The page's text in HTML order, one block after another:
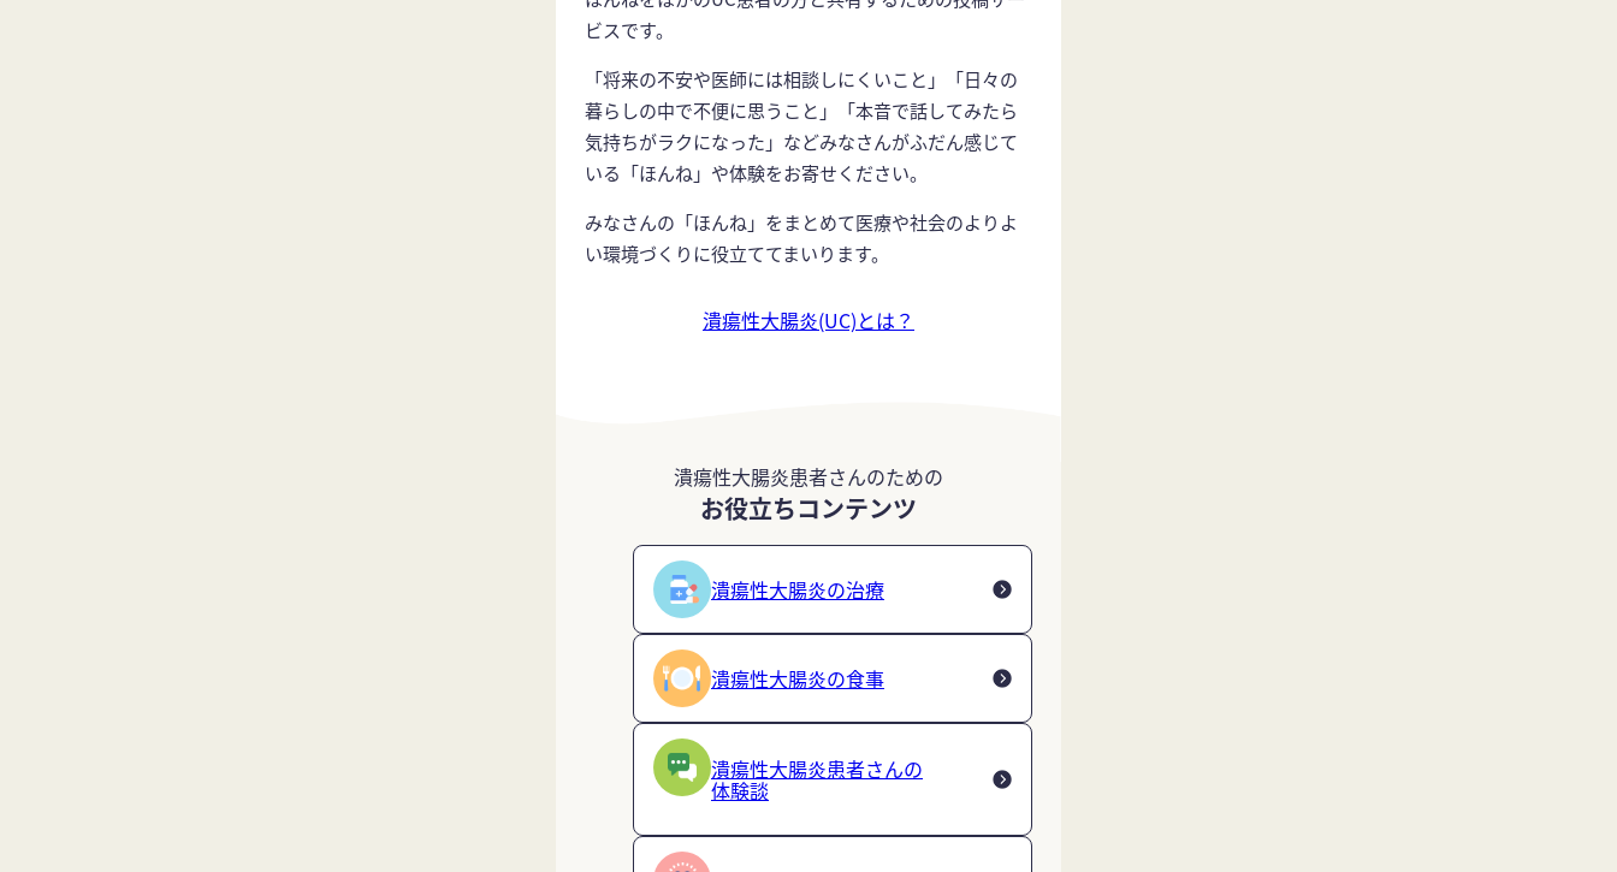
ビスです。
「将来の不安や医師には相談しにくいこと」「日々の
暮らしの中で不便に思うこと」「本音で話してみたら
気持ちがラクになった」などみなさんがふだん感じて
いる「ほんね」や体験をお寄せください。
みなさんの「ほんね」をまとめて医療や社会のよりよ
い環境づくりに役立ててまいります。
潰瘍性大腸炎(UC)とは？
潰瘍性大腸炎患者さんのための
お役立ちコンテンツ
潰瘍性大腸炎の治療
潰瘍性大腸炎の食事
潰瘍性大腸炎患者さんの
体験談